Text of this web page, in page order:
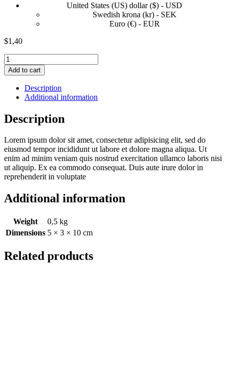
United States (US) dollar ($) - USD
Swedish krona (kr) - SEK
Euro (€) - EUR
$1,40
Tropical
rehab
shampoo
quantity
Add to cart
Description
Additional information
Description
Lorem ipsum dolor sit amet, consectetur adipisicing elit, sed do
eiusmod tempor incididunt ut labore et dolore magna aliqua. Ut
enim ad minim veniam quis nostrud exercitation ullamco laboris nisi
ut aliquip. Ex ea commodo consequat. Duis aute irure dolor in
reprehenderit in voluptate
Additional information
Weight
0,5 kg
Dimensions 5 × 3 × 10 cm
Related products